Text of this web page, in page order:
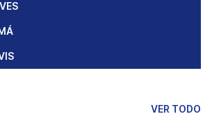
VER TODO